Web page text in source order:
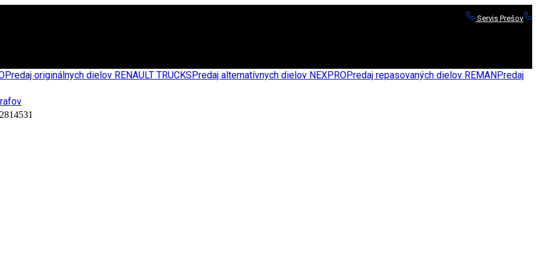
Servis Prešov
Predaj originálnych dielov RENAULT TRUCKSPredaj alternatívnych dielov NEXPROPredaj repasovaných dielov REMANPredaj